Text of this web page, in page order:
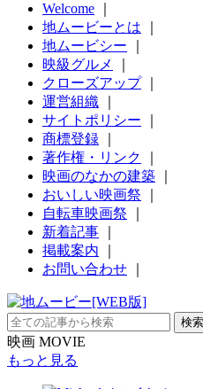
Welcome
地ムービーとは
地ムービシー
映級グルメ
クローズアップ｜
運営組織
サイトポリシー
商標登録
著作権・リンク
映画のなかの建築
おいしい映画祭
自転車映画祭
新着記事
掲載案内
お問い合わせ
映画 MOVIE
もっと見る